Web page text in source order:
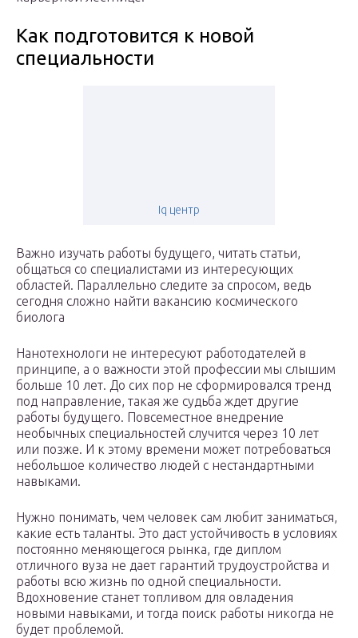
Как подготовится к новой
специальности
Iq центр
Важно изучать работы будущего, читать статьи,
общаться со специалистами из интересующих
областей. Параллельно следите за спросом, ведь
сегодня сложно найти вакансию космического
биолога
Нанотехнологи не интересуют работодателей в
принципе, а о важности этой профессии мы слышим
больше 10 лет. До сих пор не сформировался тренд
под направление, такая же судьба ждет другие
работы будущего. Повсеместное внедрение
необычных специальностей случится через 10 лет
или позже. И к этому времени может потребоваться
небольшое количество людей с нестандартными
навыками.
Нужно понимать, чем человек сам любит заниматься,
какие есть таланты. Это даст устойчивость в условиях
постоянно меняющегося рынка, где диплом
отличного вуза не дает гарантий трудоустройства и
работы всю жизнь по одной специальности.
Вдохновение станет топливом для овладения
новыми навыками, и тогда поиск работы никогда не
будет проблемой.